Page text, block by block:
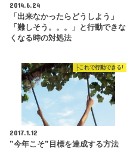
2014.6.24
「出来なかったらどうしよう」
「難しそう。。。」と行動できな
くなる時の対処法
├これで行動できる!
2017.1.12
”今年こそ”目標を達成する方法